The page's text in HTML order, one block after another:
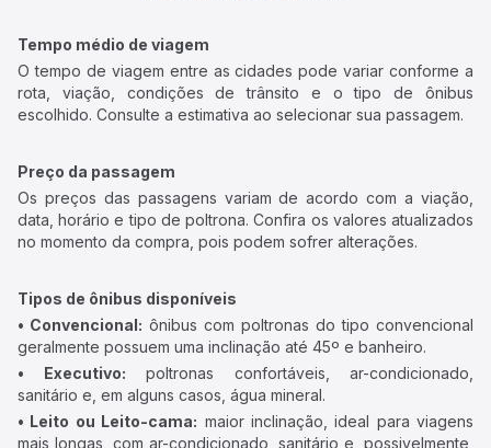
Tempo médio de viagem
O tempo de viagem entre as cidades pode variar conforme a
rota, viação, condições de trânsito e o tipo de ônibus
escolhido. Consulte a estimativa ao selecionar sua passagem.
Preço da passagem
Os preços das passagens variam de acordo com a viação,
data, horário e tipo de poltrona. Confira os valores atualizados
no momento da compra, pois podem sofrer alterações.
Tipos de ônibus disponíveis
• Convencional: ônibus com poltronas do tipo convencional
geralmente possuem uma inclinação até 45º e banheiro.
• Executivo: poltronas confortáveis, ar-condicionado,
sanitário e, em alguns casos, água mineral.
• Leito ou Leito-cama: maior inclinação, ideal para viagens
mais longas, com ar-condicionado, sanitário e, possivelmente,